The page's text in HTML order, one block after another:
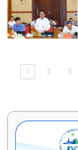
1 2 3